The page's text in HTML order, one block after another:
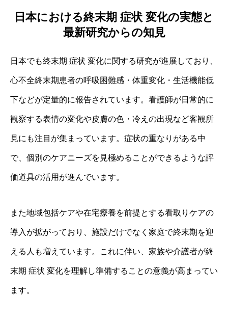
日本における終末期 症状 変化の実態と
最新研究からの知見
日本でも終末期 症状 変化に関する研究が進展しており、
心不全終末期患者の呼吸困難感・体重変化・生活機能低
下などが定量的に報告されています。看護師が日常的に
観察する表情の変化や皮膚の色・冷えの出現など客観所
見にも注目が集まっています。症状の重なりがある中
で、個別のケアニーズを見極めることができるような評
価道具の活用が進んでいます。
また地域包括ケアや在宅療養を前提とする看取りケアの
導入が拡がっており、施設だけでなく家庭で終末期を迎
える人も増えています。これに伴い、家族や介護者が終
末期 症状 変化を理解し準備することの意義が高まってい
ます。